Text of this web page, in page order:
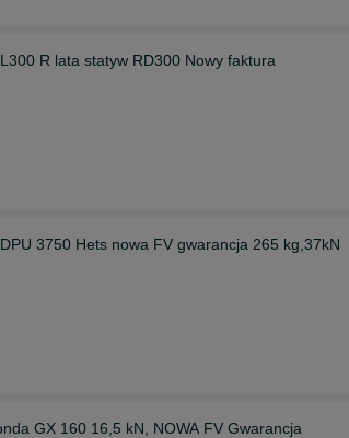
R lata statyw RD300 Nowy faktura
3750 Hets nowa FV gwarancja 265 kg,37kN
GX 160 16,5 kN, NOWA FV Gwarancja